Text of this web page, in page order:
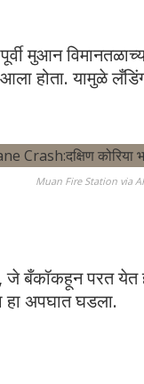
मुआन
होता. यामुळे
Muan Fire Station via
बँकॉकहून परत येत
हा अपघात घडला.